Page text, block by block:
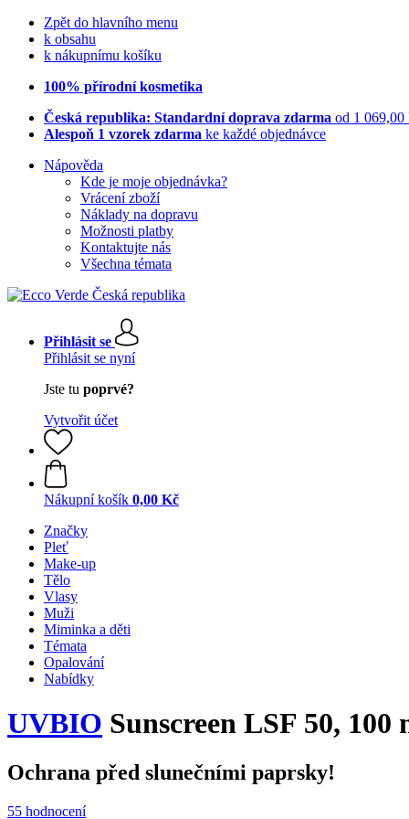
Zpět do hlavního menu
k obsahu
k nákupnímu košíku
100% přírodní kosmetika
Česká republika: Standardní doprava zdarma od 1 069,00
Alespoň 1 vzorek zdarma ke každé objednávce
Nápověda
Kde je moje objednávka?
Vrácení zboží
Náklady na dopravu
Možnosti platby
Kontaktujte nás
Všechna témata
Přihlásit se
Přihlásit se nyní
Jste tu poprvé?
Vytvořit účet
Nákupní košík 0,00 Kč
Značky
Pleť
Make-up
Tělo
Vlasy
Muži
Miminka a děti
Témata
Opalování
Nabídky
UVBIO Sunscreen LSF 50, 100
Ochrana před slunečními paprsky!
55 hodnocení